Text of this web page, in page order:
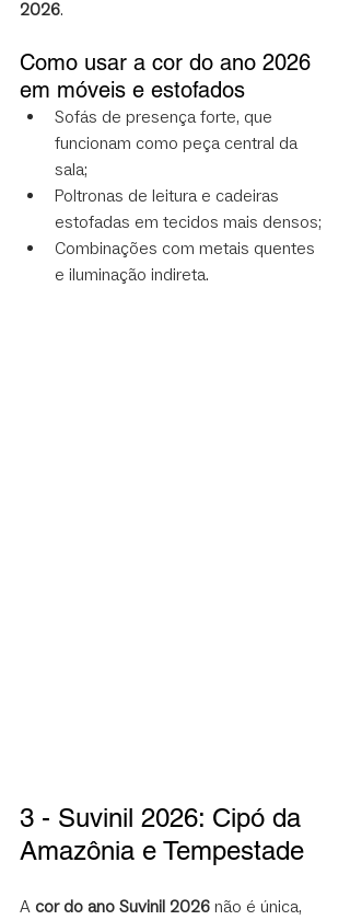
2026.
Como usar a cor do ano 2026
em móveis e estofados
Sofás de presença forte, que
funcionam como peça central da
sala;
Poltronas de leitura e cadeiras
estofadas em tecidos mais densos;
Combinações com metais quentes
e iluminação indireta.
3 - Suvinil 2026: Cipó da
Amazônia e Tempestade
A cor do ano Suvinil 2026 não é única,